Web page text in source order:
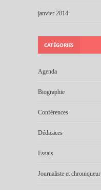
janvier 2014
CATÉGORIES
Agenda
Biographie
Conférences
Dédicaces
Essais
Journaliste et chroniqueur